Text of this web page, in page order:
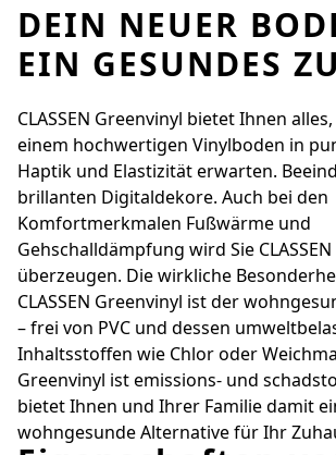
DEIN NEUER
EIN GESUNDES
CLASSEN Greenvinyl bietet Ihnen
einem hochwertigen Vinylboden in
Haptik und Elastizität erwarten.
brillanten Digital­dekore. Auch bei den
Komfortmerkmalen Fußwärme und
Gehschalldämpfung wird Sie
überzeugen. Die wirkliche
CLASSEN Greenvinyl ist der
– frei von PVC und dessen
Inhaltsstoffen wie Chlor oder
Greenvinyl ist emissions- und
bietet Ihnen und Ihrer Familie damit
wohngesunde Alternative für Ihr